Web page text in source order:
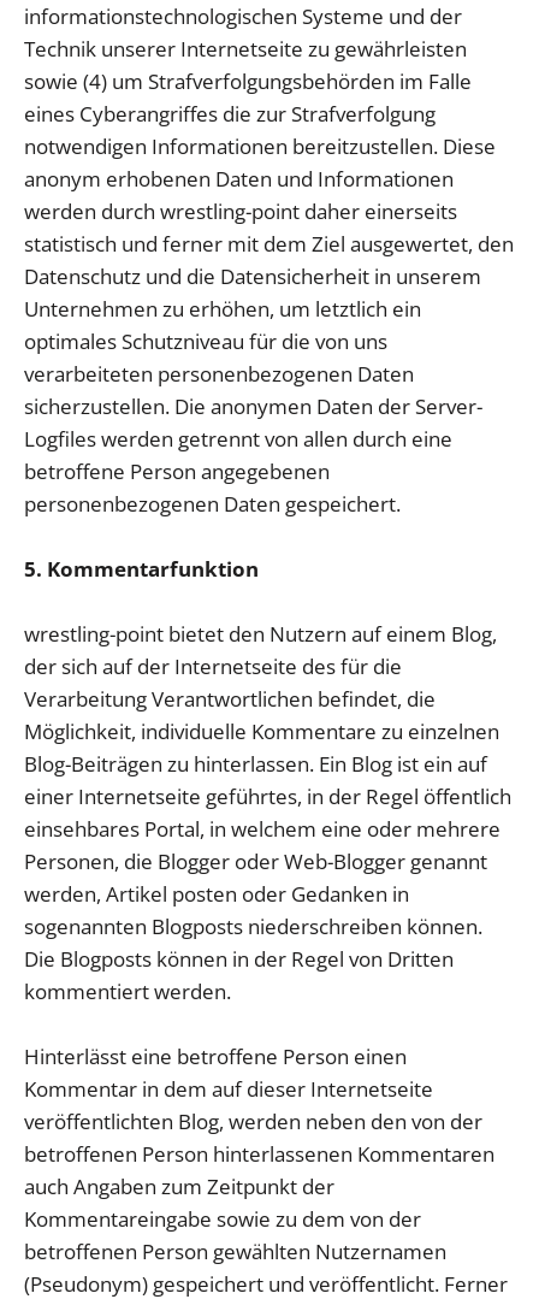
informationstechnologischen Systeme und der
Technik unserer Internetseite zu gewährleisten
sowie (4) um Strafverfolgungsbehörden im Falle
eines Cyberangriffes die zur Strafverfolgung
notwendigen Informationen bereitzustellen. Diese
anonym erhobenen Daten und Informationen
werden durch wrestling-point daher einerseits
statistisch und ferner mit dem Ziel ausgewertet, den
Datenschutz und die Datensicherheit in unserem
Unternehmen zu erhöhen, um letztlich ein
optimales Schutzniveau für die von uns
verarbeiteten personenbezogenen Daten
sicherzustellen. Die anonymen Daten der Server-
Logfiles werden getrennt von allen durch eine
betroffene Person angegebenen
personenbezogenen Daten gespeichert.
5. Kommentarfunktion
wrestling-point bietet den Nutzern auf einem Blog,
der sich auf der Internetseite des für die
Verarbeitung Verantwortlichen befindet, die
Möglichkeit, individuelle Kommentare zu einzelnen
Blog-Beiträgen zu hinterlassen. Ein Blog ist ein auf
einer Internetseite geführtes, in der Regel öffentlich
einsehbares Portal, in welchem eine oder mehrere
Personen, die Blogger oder Web-Blogger genannt
werden, Artikel posten oder Gedanken in
sogenannten Blogposts niederschreiben können.
Die Blogposts können in der Regel von Dritten
kommentiert werden.
Hinterlässt eine betroffene Person einen
Kommentar in dem auf dieser Internetseite
veröffentlichten Blog, werden neben den von der
betroffenen Person hinterlassenen Kommentaren
auch Angaben zum Zeitpunkt der
Kommentareingabe sowie zu dem von der
betroffenen Person gewählten Nutzernamen
(Pseudonym) gespeichert und veröffentlicht. Ferner